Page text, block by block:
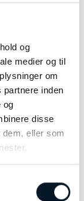
og
medier og til
om
inden
og
disse
eller som